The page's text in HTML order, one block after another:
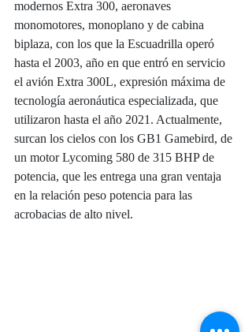
modernos Extra 300, aeronaves
monomotores, monoplano y de cabina
biplaza, con los que la Escuadrilla operó
hasta el 2003, año en que entró en servicio
el avión Extra 300L, expresión máxima de
tecnología aeronáutica especializada, que
utilizaron hasta el año 2021. Actualmente,
surcan los cielos con los GB1 Gamebird, de
un motor Lycoming 580 de 315 BHP de
potencia, que les entrega una gran ventaja
en la relación peso potencia para las
acrobacias de alto nivel.